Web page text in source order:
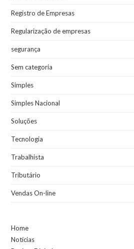
Registro de Empresas
Regularização de empresas
segurança
Sem categoria
Simples
Simples Nacional
Soluções
Tecnologia
Trabalhista
Tributário
Vendas On-line
Home
Notícias